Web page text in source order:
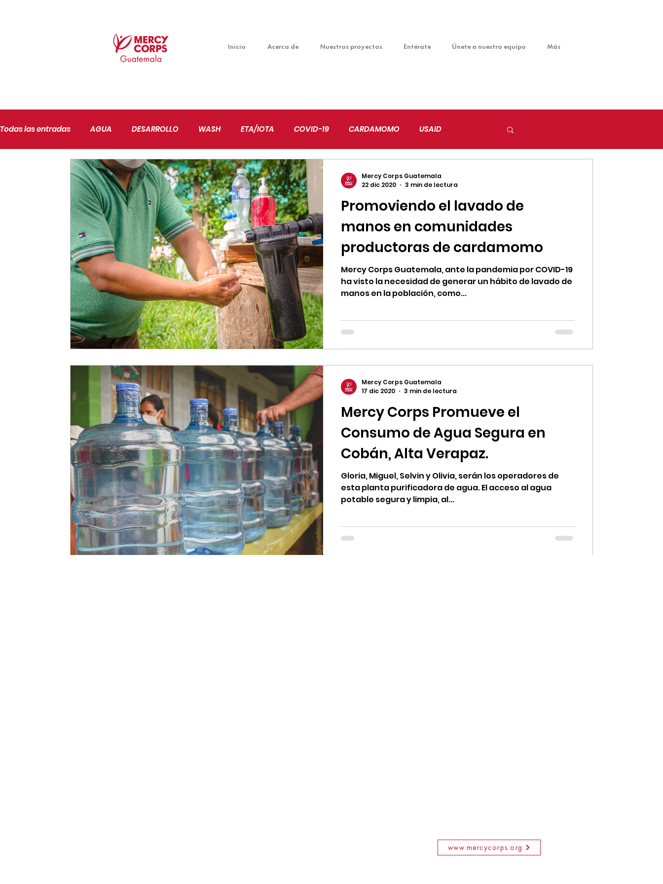
Inicio Acerca de Nuestros proyectos Entérate Únete a nuestro equipo Más
Todas las entradas AGUA DESARROLLO WASH ETA/IOTA COVID-19 CARDAMOMO USAID
PAZ Y BUENA GOBERNANZA JUVENTUDES EDUCACIÓN
SEGURIDAD ALIMENTARIA CONFLICTIVIDAD CAMBIO CLIMÁTICO EMPRENDIMIENTO
EMPODERAMIENTO DE MUJERES
Promoviendo el lavado de
manos en comunidades
productoras de cardamomo
Mercy Corps Guatemala, ante la pandemia por COVID-19
ha visto la necesidad de generar un hábito de lavado de
manos en la población, como...
Mercy Corps Guatemala
22 dic 2020
3 min de lectura
Mercy Corps Promueve el
Consumo de Agua Segura en
Cobán, Alta Verapaz.
Gloria, Miguel, Selvin y Olivia, serán los operadores de
esta planta purificadora de agua. El acceso al agua
potable segura y limpia, al...
Mercy Corps Guatemala
17 dic 2020
3 min de lectura
www.mercycorps.org